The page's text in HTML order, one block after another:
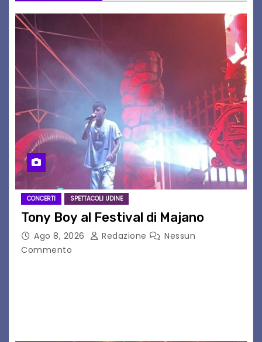
CONCERTI SPETTACOLI UDINE
Tony Boy al Festival di Majano
Ago 8, 2026 Redazione
Nessun
Commento